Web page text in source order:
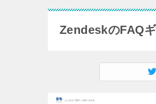
ZendeskのFAQ